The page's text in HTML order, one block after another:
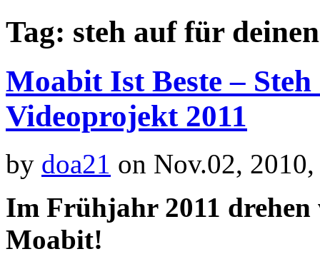
Tag: steh auf für
Moabit Ist Beste –
Videoprojekt 2011
by doa21 on Nov.02,
Im Frühjahr 2011
Moabit!